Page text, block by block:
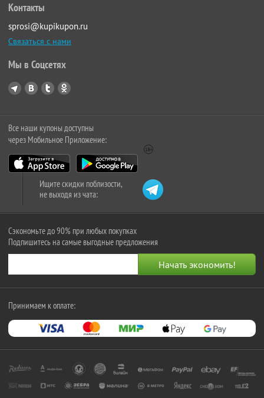
Контакты
sprosi@kupikupon.ru
Связаться с нами
Мы в Соцсетях
Все наши купоны доступны
через Мобильное Приложение:
Ищите скидки поблизости,
не выходя из чата:
Сэкономьте до 90% при любых покупках
Подпишитесь на самые выгодные предложения
Принимаем к оплате: